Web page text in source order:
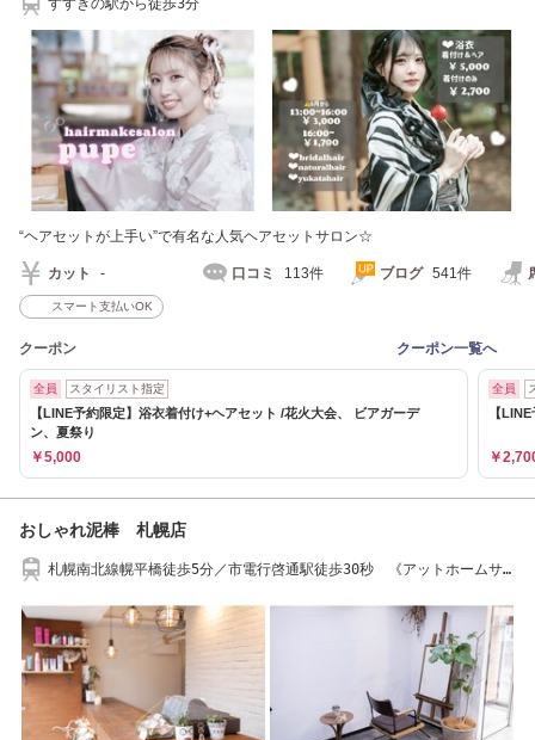
“ヘアセットが上手い”で有名な人気ヘアセットサロン☆
カット - 口コミ 113件 ブログ 541件
スマート支払いOK
クーポン クーポン一覧へ
全員 スタイリスト指定
【LINE予約限定】浴衣着付け+ヘアセット /花火大会、 ビアガーデ
ン、夏祭り
￥5,000
全員
【
￥
おしゃれ泥棒 札幌店
札幌南北線幌平橋徒歩5分／市電行啓通駅徒歩30秒 《アットホームサ